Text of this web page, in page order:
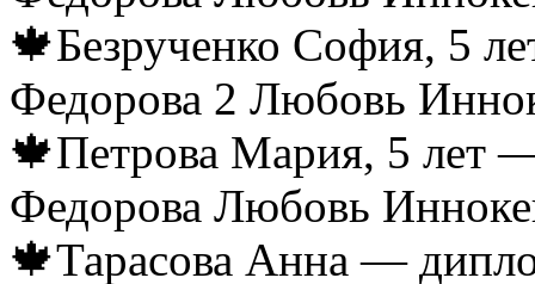
🍁Безрученко София, 5
Федорова 2 Любовь
🍁Петрова Мария, 5 лет
Федорова Любовь
🍁Тарасова Анна —